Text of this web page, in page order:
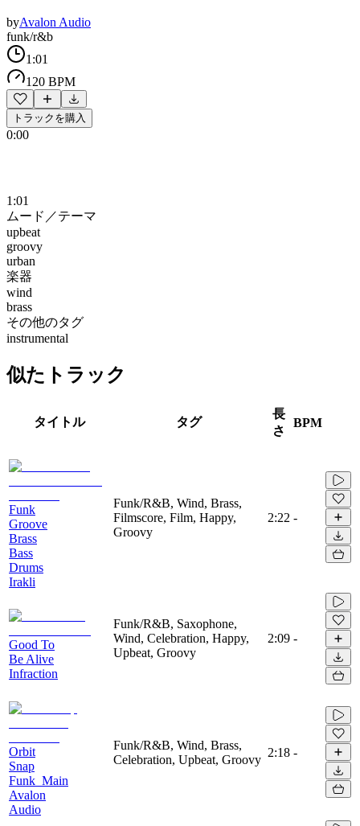
byAvalon Audio
funk/r&b
1:01
120 BPM
トラックを購入
0:00
1:01
ムード／テーマ
upbeat
groovy
urban
楽器
wind
brass
その他のタグ
instrumental
似たトラック
タイトル タグ
長
さ
BPM
Funk
Groove
Brass
Bass
Drums
Irakli
Funk/R&B, Wind, Brass,
Filmscore, Film, Happy,
Groovy
2:22 -
Good To
Be Alive
Infraction
Funk/R&B, Saxophone,
Wind, Celebration, Happy,
Upbeat, Groovy
2:09 -
Orbit
Snap
Funk_Main
Avalon
Audio
Funk/R&B, Wind, Brass,
Celebration, Upbeat, Groovy
2:18 -